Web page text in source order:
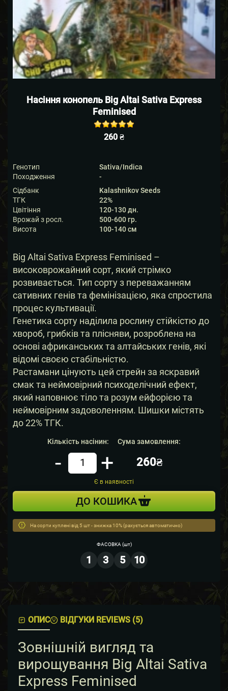
Насіння конопель Big Altai Sativa Express
Feminised
Rated out of
5 based on
260 ₴
Генотип
Sativa/Indica
Походження
-
Сідбанк
Kalashnikov Seeds
ТГК
22%
Цвітіння
120-130 дн.
Врожай з росл.
500-600 гр.
Висота
100-140 см
Big Altai Sativa Express Feminised –
високоврожайний сорт, який стрімко
розвивається. Тип сорту з переважанням
сативних генів та фемінізацією, яка спростила
процес культивації.
Генетика сорту наділила рослину стійкістю до
хвороб, грибків та плісняви, розроблена на
основі африканських та алтайських генів, які
відомі своєю стабільністю.
Растамани цінують цей стрейн за яскравий
смак та неймовірний психоделічний ефект,
який наповнює тіло та розум ейфорією та
неймовірним задоволенням. Шишки містять
до 22% ТГК.
Кількість насінин:
Кiлькiсть
- +
Сума замовлення:
260₴
Є в наявності
ДО КОШИКА
На сорти куплені від 5 шт - знижка 10% (рахується автоматично)
ФАСОВКА (шт)
1 3 5 10
ОПИС ВІДГУКИ REVIEWS (5)
Зовнішній вигляд та
вирощування Big Altai Sativa
Express Feminised